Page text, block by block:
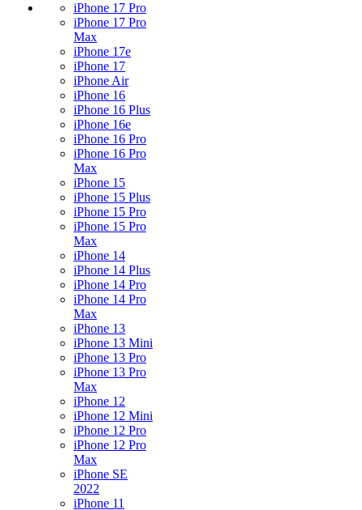
iPhone 17 Pro
iPhone 17 Pro
Max
iPhone 17e
iPhone 17
iPhone Air
iPhone 16
iPhone 16 Plus
iPhone 16e
iPhone 16 Pro
iPhone 16 Pro
Max
iPhone 15
iPhone 15 Plus
iPhone 15 Pro
iPhone 15 Pro
Max
iPhone 14
iPhone 14 Plus
iPhone 14 Pro
iPhone 14 Pro
Max
iPhone 13
iPhone 13 Mini
iPhone 13 Pro
iPhone 13 Pro
Max
iPhone 12
iPhone 12 Mini
iPhone 12 Pro
iPhone 12 Pro
Max
iPhone SE
2022
iPhone 11